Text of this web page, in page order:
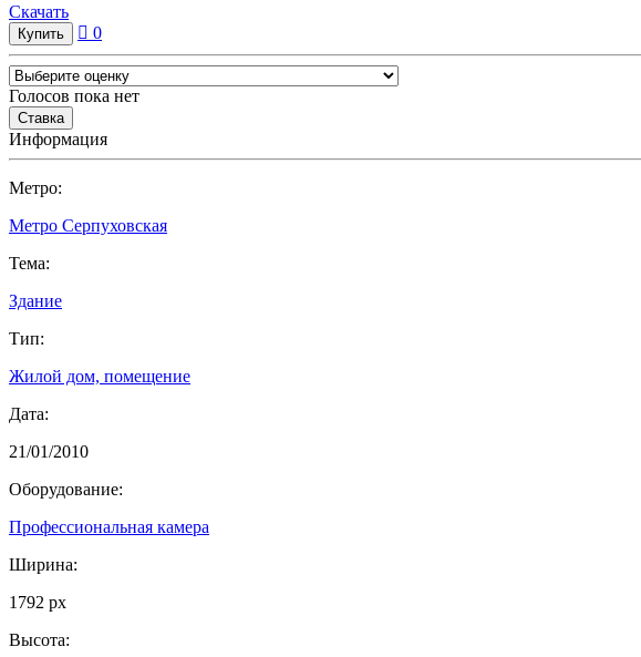
Cкачать
0
Голосов пока нет
Информация
Метро:
Метро Серпуховская
Тема:
Здание
Тип:
Жилой дом, помещение
Дата:
21/01/2010
Оборудование:
Профессиональная камера
Ширина:
1792 px
Высота: